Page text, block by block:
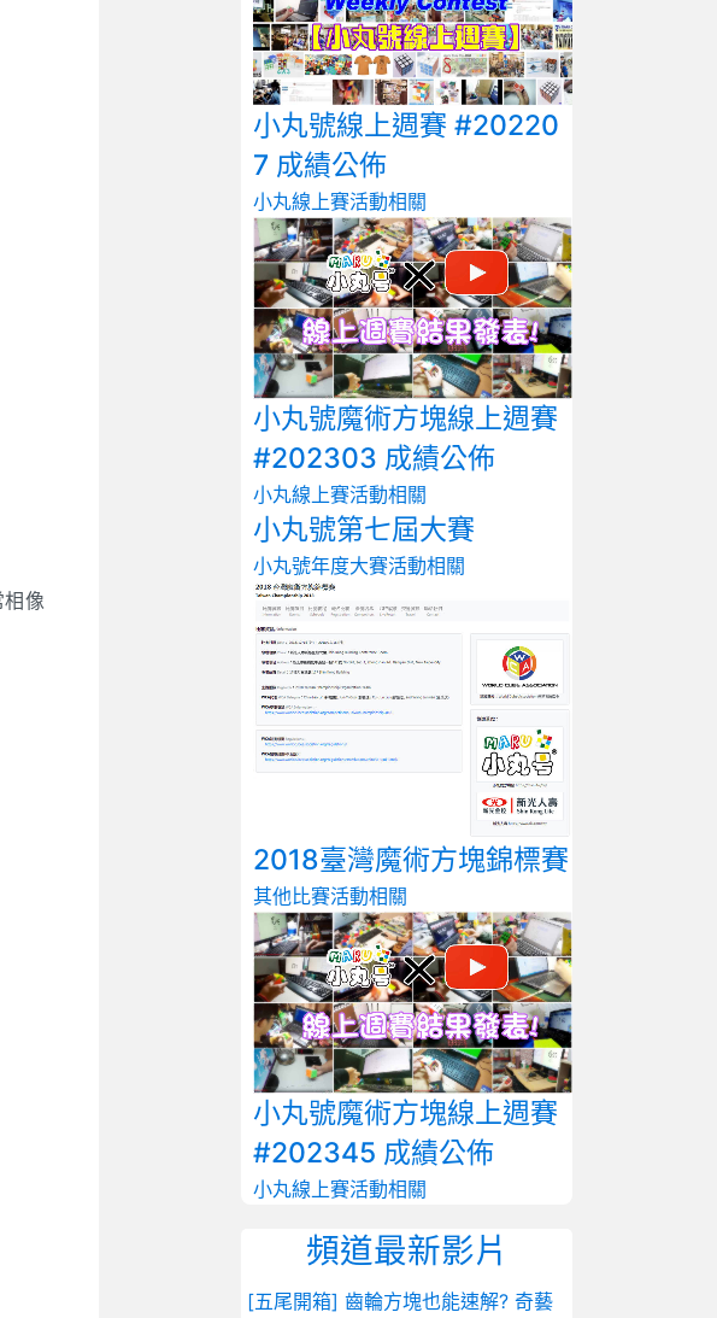
像
小丸號線上週賽 #20220
7 成績公佈
小丸線上賽活動相關
小丸號魔術方塊線上週賽
#202303 成績公佈
小丸線上賽活動相關
小丸號第七屆大賽
小丸號年度大賽活動相關
2018臺灣魔術方塊錦標賽
其他比賽活動相關
小丸號魔術方塊線上週賽
#202345 成績公佈
小丸線上賽活動相關
頻道最新影片
[五尾開箱] 齒輪方塊也能速解? 奇藝